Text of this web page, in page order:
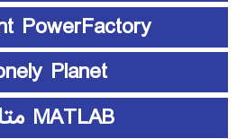
PowerFactory
Planet
MATLAB متلب